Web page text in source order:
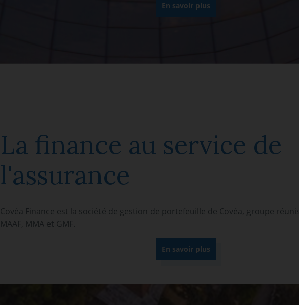
En savoir plus
La finance au service de
l'assurance
Covéa Finance est la société de gestion de portefeuille de Covéa, groupe
MAAF, MMA et GMF.
En savoir plus